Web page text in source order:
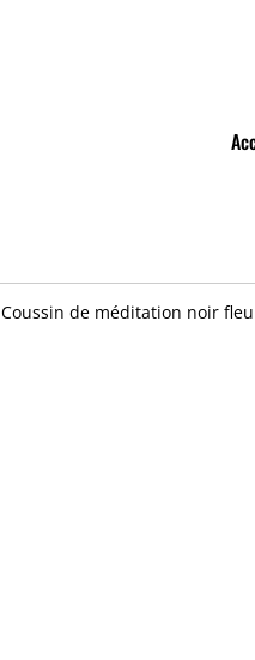
Coussin de méditation noir